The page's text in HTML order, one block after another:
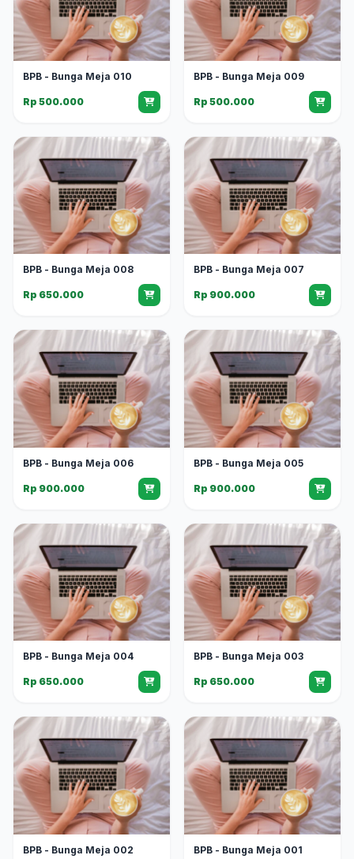
BPB - Bunga Meja 010
Rp 500.000
BPB - Bunga Meja 009
Rp 500.000
BPB - Bunga Meja 008
Rp 650.000
BPB - Bunga Meja 007
Rp 900.000
BPB - Bunga Meja 006
Rp 900.000
BPB - Bunga Meja 005
Rp 900.000
BPB - Bunga Meja 004
Rp 650.000
BPB - Bunga Meja 003
Rp 650.000
BPB - Bunga Meja 002 BPB - Bunga Meja 001